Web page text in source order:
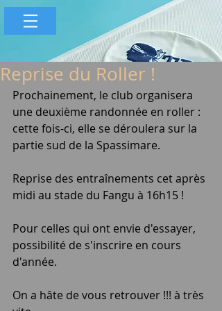
Reprise du Roller !
Prochainement, le club organisera
une deuxième randonnée en roller :
cette fois-ci, elle se déroulera sur la
partie sud de la Spassimare.
Reprise des entraînements cet après
midi au stade du Fangu à 16h15 !
Pour celles qui ont envie d'essayer,
possibilité de s'inscrire en cours
d'année.
On a hâte de vous retrouver !!! à très